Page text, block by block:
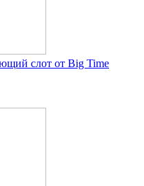
слот от Big Time